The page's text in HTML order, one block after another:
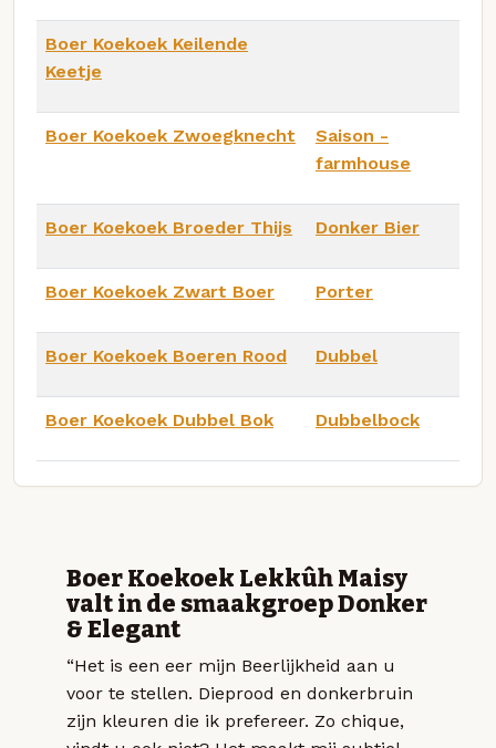
Boer Koekoek Keilende
Keetje
Boer Koekoek Zwoegknecht
Saison -
farmhouse
Boer Koekoek Broeder Thijs Donker Bier
Boer Koekoek Zwart Boer Porter
Boer Koekoek Boeren Rood Dubbel
Boer Koekoek Dubbel Bok Dubbelbock
Boer Koekoek Lekkûh Maisy
valt in de smaakgroep Donker
& Elegant
“Het is een eer mijn Beerlijkheid aan u
voor te stellen. Dieprood en donkerbruin
zijn kleuren die ik prefereer. Zo chique,